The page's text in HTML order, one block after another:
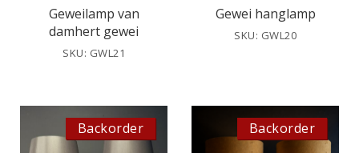
Geweilamp van
damhert gewei
SKU: GWL21
Gewei hanglamp
SKU: GWL20
Backorder Backorder